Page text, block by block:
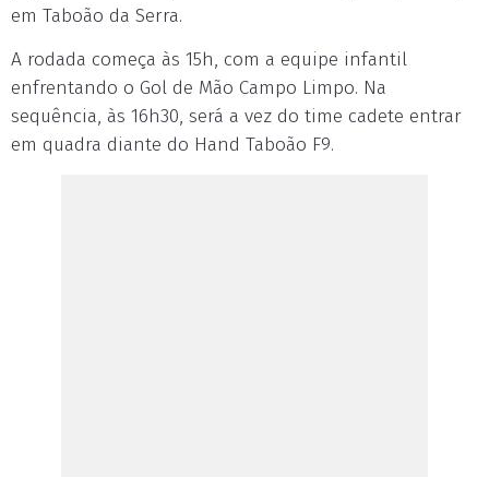
em Taboão da Serra.
A rodada começa às 15h, com a equipe infantil
enfrentando o Gol de Mão Campo Limpo. Na
sequência, às 16h30, será a vez do time cadete entrar
em quadra diante do Hand Taboão F9.